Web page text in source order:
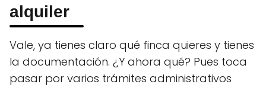
alquiler
Vale, ya tienes claro qué finca quieres y tienes
la documentación. ¿Y ahora qué? Pues toca
pasar por varios trámites administrativos